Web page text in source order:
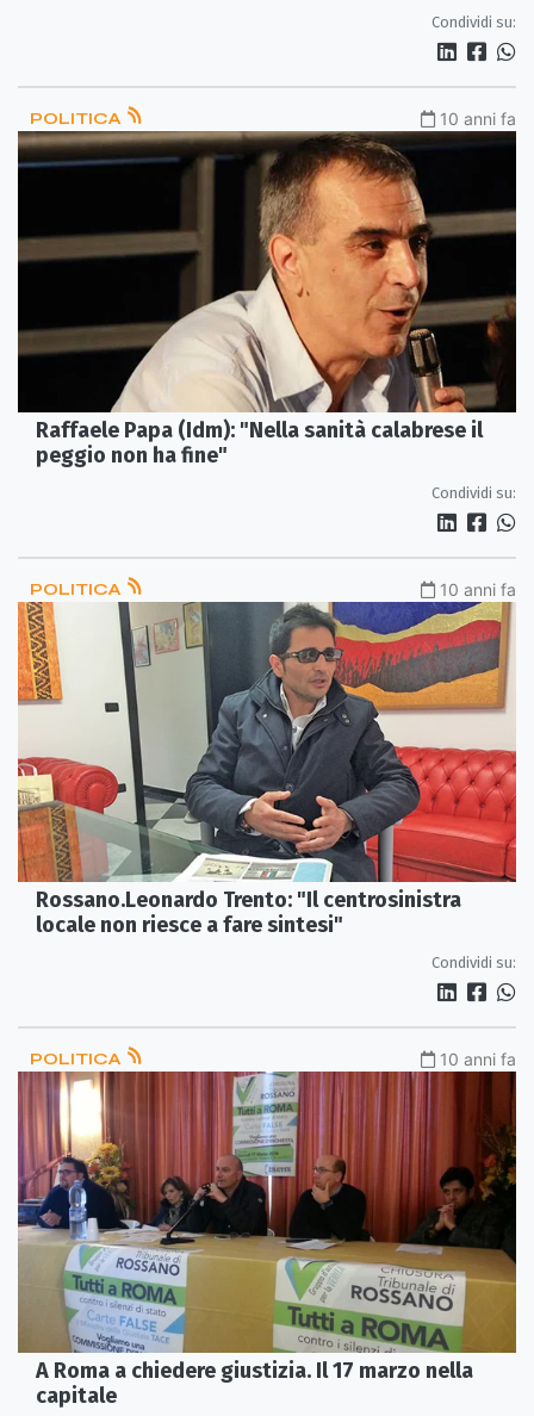
Condividi su:
POLITICA 10 anni fa
Raffaele Papa (Idm): "Nella sanità calabrese il
peggio non ha fine"
Condividi su:
POLITICA 10 anni fa
Rossano.Leonardo Trento: "Il centrosinistra
locale non riesce a fare sintesi"
Condividi su:
POLITICA 10 anni fa
A Roma a chiedere giustizia. Il 17 marzo nella
capitale